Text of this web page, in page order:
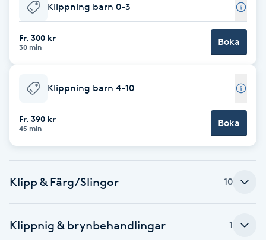
Damklippning
Diamantslipning
Extensions borttagning
Klippning barn 0-3
Fr. 300 kr
30 min Boka
Klippning barn 4-10
Fr. 390 kr
45 min Boka
Klipp & Färg/Slingor 10
Klippnig & brynbehandlingar 1